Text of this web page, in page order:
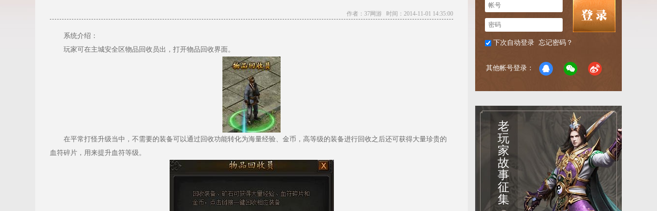
下次自动登录 忘记密码？
其他帐号登录：
老
玩
家
故
事
征
集
作者：37网游 时间：2014-11-01 14:35:00
系统介绍：
玩家可在主城安全区物品回收员出，打开物品回收界面。
在平常打怪升级当中，不需要的装备可以通过回收功能转化为海量经验、金币，高等级的装备进行回收之后还可获得大量珍贵的
血符碎片，用来提升血符等级。